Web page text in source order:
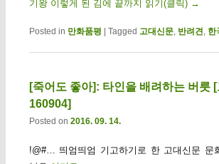
기왕 이렇게 된 김에 끝까지 읽기(클릭) →
Posted in 만화품평 Tagged 고대신문, 반려견, 한
[죽어도 좋아]: 타인을 배려하는 버릇
160904]
Posted on 2016. 09. 14.
!@#… 띄엄띄엄 기고하기로 한 고대신문 문